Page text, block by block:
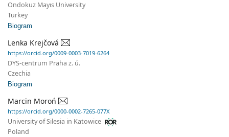
Ondokuz Mayıs University
Turkey
Biogram
Lenka Krejčová
https://orcid.org/0009-0003-7019-6264
DYS-centrum Praha z. ú.
Czechia
Biogram
Marcin Moroń
https://orcid.org/0000-0002-7265-077X
University of Silesia in Katowice
Poland